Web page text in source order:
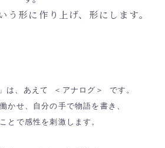
う形に作り上げ、形にします。
は、あえて ＜アナログ＞ です。
かせ、自分の手で物語を書き、
とで感性を刺激します。